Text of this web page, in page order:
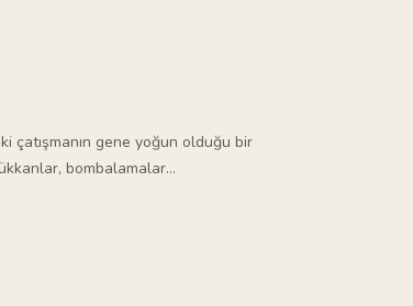
çatışmanın gene yoğun olduğu bir
bombalamalar...